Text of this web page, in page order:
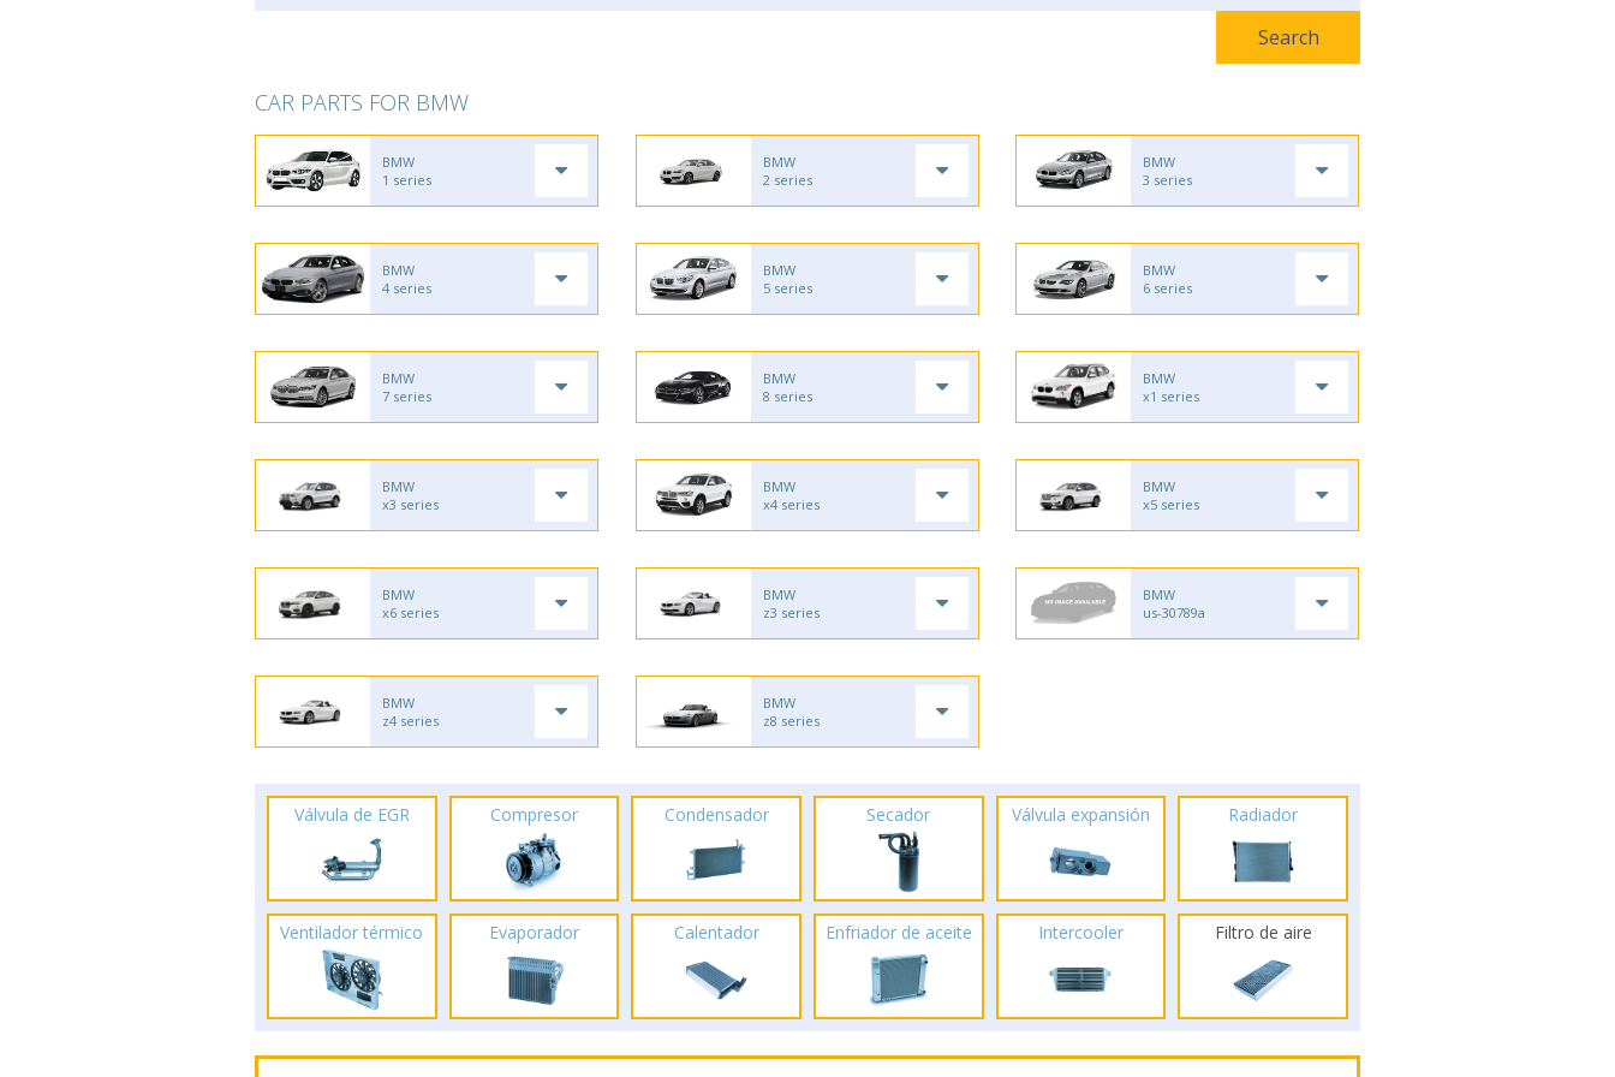
CAR PARTS FOR BMW
BMW
1 series
BMW
2 series
BMW
3 series
BMW
4 series
BMW
5 series
BMW
6 series
BMW
7 series
BMW
8 series
BMW
x1 series
BMW
x3 series
BMW
x4 series
BMW
x5 series
BMW
x6 series
BMW
z3 series
BMW
us-30789a
BMW
z4 series
BMW
z8 series
Válvula de EGR Compresor Condensador Secador Válvula expansión Radiador
Ventilador térmico Evaporador Calentador Enfriador de aceite Intercooler Filtro de aire